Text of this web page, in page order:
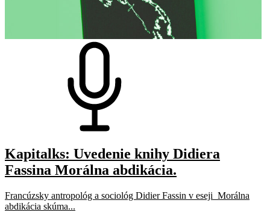
Kapitalks: Uvedenie knihy Didiera
Fassina Morálna abdikácia.
Francúzsky antropológ a sociológ Didier Fassin v eseji Morálna
abdikácia skúma...